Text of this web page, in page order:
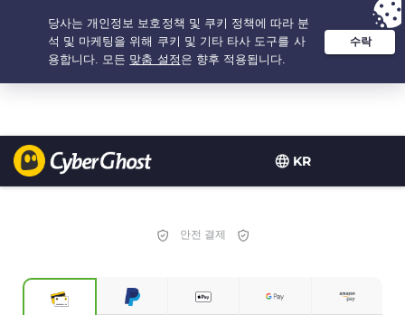
KR
추천 옵션: 최저가 - 2.1666666666667년 $ 2.19 /개월
안전 결제